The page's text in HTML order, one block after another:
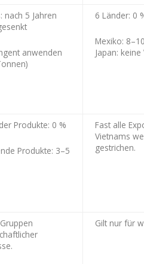
nach 5 Jahren
anwenden
6 Länder: 0
Mexiko:
Japan:
Produkte: 0 %
Produkte: 3–5
Fast alle
Vietnams
gestrichen.
Gilt nur für